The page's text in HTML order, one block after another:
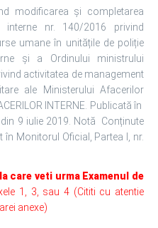
modificarea și completarea
interne nr. 140/2016 privind
umane în unitățile de poliție
și a Ordinului ministrului
activitatea de management
ale Ministerului Afacerilor
INTERNE. Publicată în
din 9 iulie 2019. Notă Conținute
în Monitorul Oficial, Partea I, nr.
care veti urma Examenul de
1, 3, sau 4 (Cititi cu atentie
anexe)